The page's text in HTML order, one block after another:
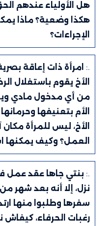
هل الأولياء عندهم
هكذا وضعية؟ ماذا
الإجراءات؟
امرأة ذات إعاقة
الأخ يقوم باستغلال
من أي مدخول مادي
الأم بتعنيفها
الأخ، ليس للمرأة مكان
العمل؟ وكيف يمكنها
بنتي جاها عقد عمل
نزل، إلا أنه بعد شهر
سفرها وطلبوا منها
رغبات الحرفاء، كيفاش